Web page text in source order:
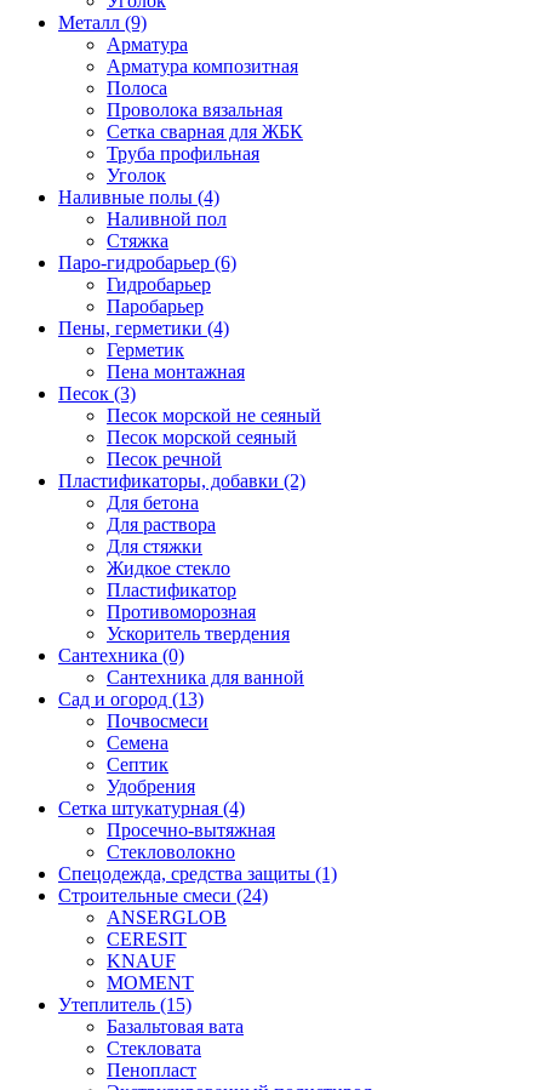
Металл (9)
Арматура
Арматура композитная
Полоса
Проволока вязальная
Сетка сварная для ЖБК
Труба профильная
Уголок
Наливные полы (4)
Наливной пол
Стяжка
Паро-гидробарьер (6)
Гидробарьер
Паробарьер
Пены, герметики (4)
Герметик
Пена монтажная
Песок (3)
Песок морской не сеяный
Песок морской сеяный
Песок речной
Пластификаторы, добавки (2)
Для бетона
Для раствора
Для стяжки
Жидкое стекло
Пластификатор
Противоморозная
Ускоритель твердения
Сантехника (0)
Сантехника для ванной
Сад и огород (13)
Почвосмеси
Семена
Септик
Удобрения
Сетка штукатурная (4)
Просечно-вытяжная
Стекловолокно
Спецодежда, средства защиты (1)
Строительные смеси (24)
ANSERGLOB
CERESIT
KNAUF
MOMENT
Утеплитель (15)
Базальтовая вата
Стекловата
Пенопласт